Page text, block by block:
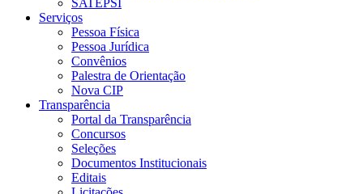
SATEPSI
Serviços
Pessoa Física
Pessoa Jurídica
Convênios
Palestra de Orientação
Nova CIP
Transparência
Portal da Transparência
Concursos
Seleções
Documentos Institucionais
Editais